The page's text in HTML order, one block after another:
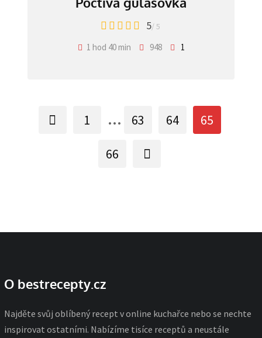
5/ 5
1 hod 40 min 948 1
1 ... 63 64 65
66
O bestrecepty.cz
Najděte svůj oblíbený recept v online kuchařce nebo se nechte
inspirovat ostatními. Nabízíme tisíce receptů a neustále